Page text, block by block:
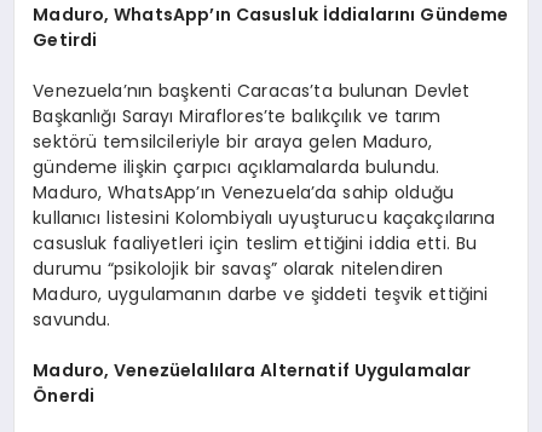
MAGAZIN
YAŞAM
DÜNYA
SAĞLIK
EĞITIM
Maduro, WhatsApp’ın Casusluk İddialarını Gündeme
Getirdi
Venezuela’nın başkenti Caracas’ta bulunan Devlet
Başkanlığı Sarayı Miraflores’te balıkçılık ve tarım
sektörü temsilcileriyle bir araya gelen Maduro,
gündeme ilişkin çarpıcı açıklamalarda bulundu.
Maduro, WhatsApp’ın Venezuela’da sahip olduğu
kullanıcı listesini Kolombiyalı uyuşturucu kaçakçılarına
casusluk faaliyetleri için teslim ettiğini iddia etti. Bu
durumu “psikolojik bir savaş” olarak nitelendiren
Maduro, uygulamanın darbe ve şiddeti teşvik ettiğini
savundu.
Maduro, Venezüelalılara Alternatif Uygulamalar
Önerdi